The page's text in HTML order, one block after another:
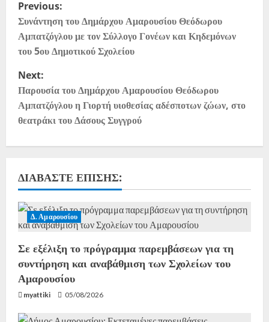
Previous:
Συνάντηση του Δημάρχου Αμαρουσίου Θεόδωρου
Αμπατζόγλου με τον Σύλλογο Γονέων και Κηδεμόνων
του 5ου Δημοτικού Σχολείου
Next:
Παρουσία του Δημάρχου Αμαρουσίου Θεόδωρου
Αμπατζόγλου η Γιορτή υιοθεσίας αδέσποτων ζώων, στο
θεατράκι του Δάσους Συγγρού
ΔΙΑΒΆΣΤΕ ΕΠΊΣΗΣ:
Δ. Αμαρουσίου
Σε εξέλιξη το πρόγραμμα παρεμβάσεων για τη
συντήρηση και αναβάθμιση των Σχολείων του
Αμαρουσίου
myattiki 05/08/2026